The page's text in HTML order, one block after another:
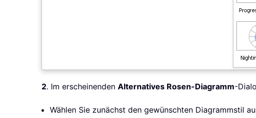
2. Im erscheinenden Alternatives Rosen-Diagramm-
Wählen Sie zunächst den gewünschten Diagrammstil